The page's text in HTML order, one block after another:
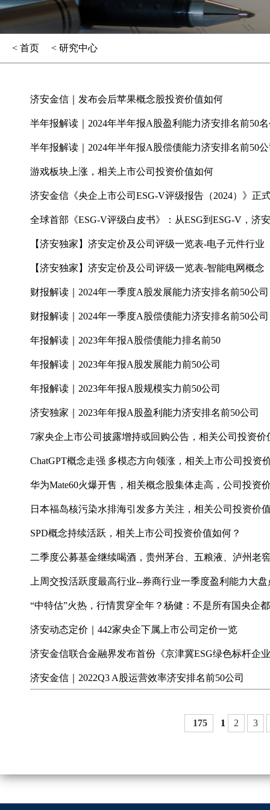
< 首页 < 研究中心
济安金信｜发布会后苹果概念股投资价值如何
半年报解读｜2024年半年报A股盈利能力济安排名前50
半年报解读｜2024年半年报A股偿债能力济安排名前50
游戏板块上涨，相关上市公司投资价值如何
济安金信《央企上市公司ESG-V评级报告（2024）》正
全球首部《ESG-V评级白皮书》：从ESG到ESG-V，济
【济安独家】济安定价及公司评级一览表-电子元件行业
【济安独家】济安定价及公司评级一览表-智能电网概念
财报解读｜2024年一季度A股发展能力济安排名前50公司
财报解读｜2024年一季度A股偿债能力济安排名前50公司
年报解读｜2023年年报A股偿债能力排名前50
年报解读｜2023年年报A股发展能力前50公司
年报解读｜2023年年报A股规模实力前50公司
济安独家｜2023年年报A股盈利能力济安排名前50公司
7家央企上市公司披露增持或回购公告，相关公司投资价
Ch­a­t­G­PT概念走强 多模态方向领涨，相关上市公司投资
华为Mate60火爆开售，相关概念股集体走高，公司投资
日本福岛核污染水排海引发多方关注，相关公司投资价
SPD概念持续活跃，相关上市公司投资价值如何？
二季度公募基金继续喝酒，贵州茅台、五粮液、泸州老
上周交投活跃度最高行业--券商行业一季度盈利能力大盘
“中特估”火热，行情贯穿全年？杨健：不是所有国央企
济安动态定价｜442家央企下属上市公司定价一览
济安金信联合金融界发布首份《京津冀ESG绿色标杆企
济安金信｜2022Q3 A股运营效率济安排名前50公司
175 1 2 3